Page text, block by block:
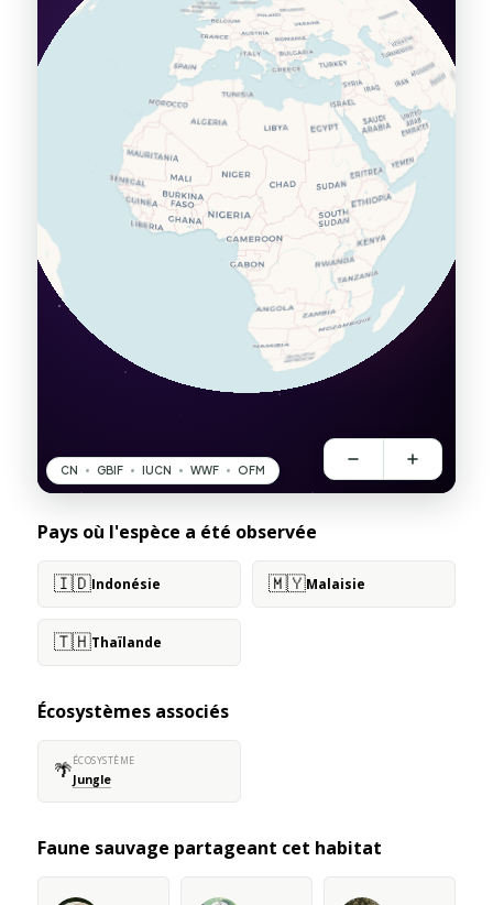
Pays où l'espèce a été observée
🇮🇩Indonésie 🇲🇾Malaisie
🇹🇭Thaïlande
Écosystèmes associés
🌴ÉCOSYSTÈME
Jungle
Faune sauvage partageant cet habitat